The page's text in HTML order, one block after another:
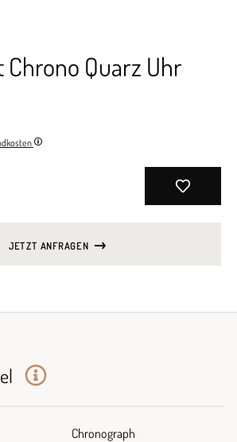
Quarz Uhr
JETZT ANFRAGEN
Chronograph